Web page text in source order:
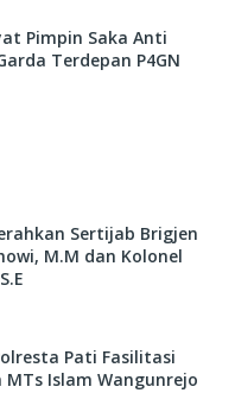
Pimpin Saka Anti
Terdepan P4GN
Sertijab Brigjen
M.M dan Kolonel
Pati Fasilitasi
MTs Islam Wangunrejo